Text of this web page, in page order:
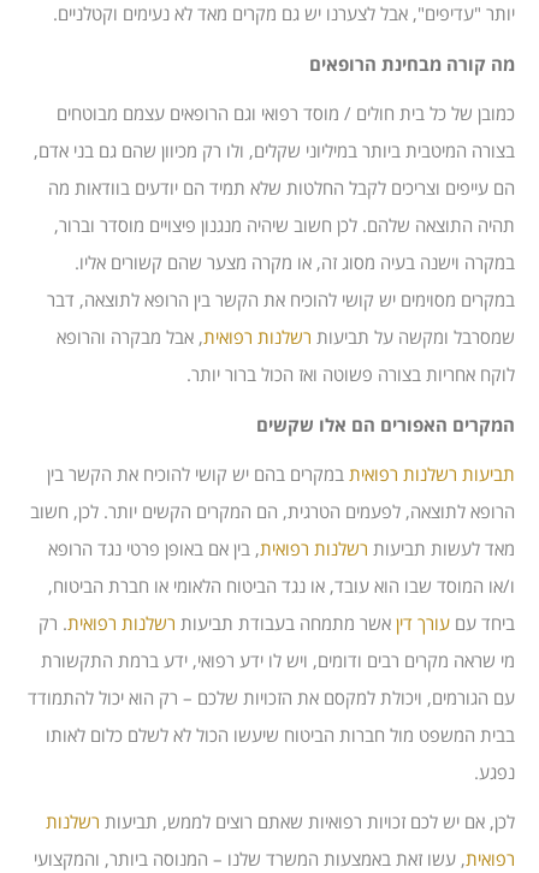
יותר "עדיפים", אבל לצערנו יש גם מקרים מאד לא נעימים וקטלניים.
מה קורה מבחינת הרופאים
כמובן של כל בית חולים / מוסד רפואי וגם הרופאים עצמם מבוטחים
בצורה המיטבית ביותר במיליוני שקלים, ולו רק מכיוון שהם גם בני אדם,
הם עייפים וצריכים לקבל החלטות שלא תמיד הם יודעים בוודאות מה
תהיה התוצאה שלהם. לכן חשוב שיהיה מנגנון פיצויים מוסדר וברור,
במקרה וישנה בעיה מסוג זה, או מקרה מצער שהם קשורים אליו.
במקרים מסוימים יש קושי להוכיח את הקשר בין הרופא לתוצאה, דבר
שמסרבל ומקשה על תביעות רשלנות רפואית, אבל מבקרה והרופא
לוקח אחריות בצורה פשוטה ואז הכול ברור יותר.
המקרים האפורים הם אלו שקשים
תביעות רשלנות רפואית במקרים בהם יש קושי להוכיח את הקשר בין
הרופא לתוצאה, לפעמים הטרגית, הם המקרים הקשים יותר. לכן, חשוב
מאד לעשות תביעות רשלנות רפואית, בין אם באופן פרטי נגד הרופא
ו/או המוסד שבו הוא עובד, או נגד הביטוח הלאומי או חברת הביטוח,
ביחד עם עורך דין אשר מתמחה בעבודת תביעות רשלנות רפואית. רק
מי שראה מקרים רבים ודומים, ויש לו ידע רפואי, ידע ברמת התקשורת
עם הגורמים, ויכולת למקסם את הזכויות שלכם – רק הוא יכול להתמודד
בבית המשפט מול חברות הביטוח שיעשו הכול לא לשלם כלום לאותו
נפגע.
לכן, אם יש לכם זכויות רפואיות שאתם רוצים לממש, תביעות רשלנות
רפואית, עשו זאת באמצעות המשרד שלנו – המנוסה ביותר, והמקצועי